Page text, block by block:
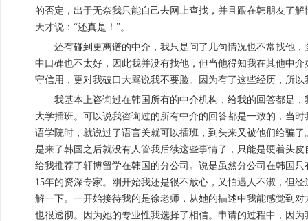
的否定，出于无奈我只能自己去网上查找，并且跟在韩朋友了
天才说：“还真是！”。
还有碰到更离谱的中介，我只是问了几句情况也不常找他
中口碑也不太好，因此我并没有找他，但当他得知我在其他中
守信用，更对我破口大骂说我不要脸。因为有了这些经历，所
我基本上咨询过在韩国所有的中介机构，给我的回答都是
大学插班。可以说我咨询过的所有中介的回答都是一致的，当
语学院时，就说过了语言关就可以插班，到头来又被他们给骗
是来了韩国之后就没有人管我后续这些事情了，只能是硬着头
给我推荐了轩博留学在韩国的分公司。说是虽然分公司在韩国
15年的资深专家。刚开始我还是很不放心，又怕遇人不淑，但
解一下。一开始接待我的是徐老师，从她的描述中我能感觉到
也很透彻。因为她的专业性我选择了相信。申请的过程中，因